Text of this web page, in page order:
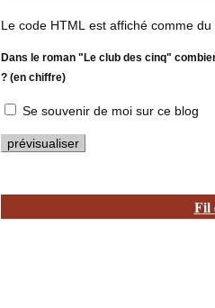
Le code HTML est affiché comme
Dans le roman "Le club des cinq"
? (en chiffre)
Se souvenir de moi sur ce blog
Fil